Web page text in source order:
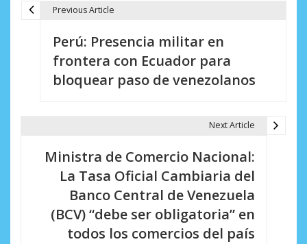
Previous Article
Perú: Presencia militar en
frontera con Ecuador para
bloquear paso de venezolanos
Next Article
Ministra de Comercio Nacional:
La Tasa Oficial Cambiaria del
Banco Central de Venezuela
(BCV) “debe ser obligatoria” en
todos los comercios del país